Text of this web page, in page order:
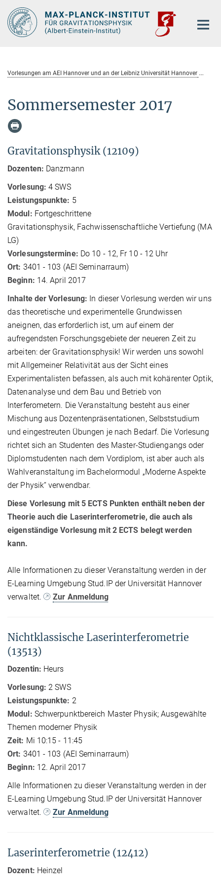
Hauptinhalt
Vorlesungen am AEI Hannover und an der Leibniz Universität Hannover
Sommersemester 2017
Gravitationsphysik (12109)
Dozenten: Danzmann
Vorlesung: 4 SWS
Leistungspunkte: 5
Modul: Fortgeschrittene
Gravitationsphysik, Fachwissenschaftliche Vertiefung (MA
LG)
Vorlesungstermine: Do 10 - 12, Fr 10 - 12 Uhr
Ort: 3401 - 103 (AEI Seminarraum)
Beginn: 14. April 2017
Inhalte der Vorlesung: In dieser Vorlesung werden wir uns
das theoretische und experimentelle Grundwissen
aneignen, das erforderlich ist, um auf einem der
aufregendsten Forschungsgebiete der neueren Zeit zu
arbeiten: der Gravitationsphysik! Wir werden uns sowohl
mit Allgemeiner Relativität aus der Sicht eines
Experimentalisten befassen, als auch mit kohärenter Optik,
Datenanalyse und dem Bau und Betrieb von
Interferometern. Die Veranstaltung besteht aus einer
Mischung aus Dozentenpräsentationen, Selbststudium
und eingestreuten Übungen je nach Bedarf. Die Vorlesung
richtet sich an Studenten des Master-Studiengangs oder
Diplomstudenten nach dem Vordiplom, ist aber auch als
Wahlveranstaltung im Bachelormodul „Moderne Aspekte
der Physik“ verwendbar.
Diese Vorlesung mit 5 ECTS Punkten enthält neben der
Theorie auch die Laserinterferometrie, die auch als
eigenständige Vorlesung mit 2 ECTS belegt werden
kann.
Alle Informationen zu dieser Veranstaltung werden in der
E-Learning Umgebung Stud.IP der Universität Hannover
verwaltet.
Zur Anmeldung
Nichtklassische Laserinterferometrie
(13513)
Dozentin: Heurs
Vorlesung: 2 SWS
Leistungspunkte: 2
Modul: Schwerpunktbereich Master Physik; Ausgewählte
Themen moderner Physik
Zeit: Mi 10:15 - 11:45
Ort: 3401 - 103 (AEI Seminarraum)
Beginn: 12. April 2017
Alle Informationen zu dieser Veranstaltung werden in der
E-Learning Umgebung Stud.IP der Universität Hannover
verwaltet.
Zur Anmeldung
Laserinterferometrie (12412)
Dozent: Heinzel